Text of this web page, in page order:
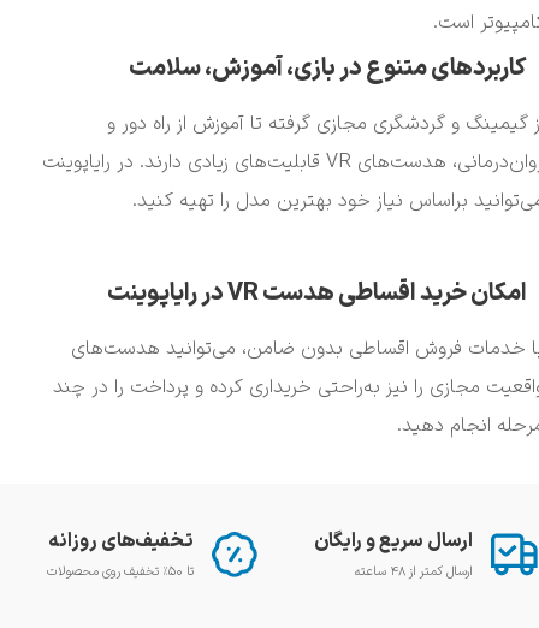
است.
کاربردهای متنوع در بازی، آموزش، سلامت
گیمینگ و گردشگری مجازی گرفته تا آموزش‌ از راه دور و
روان‌درمانی، هدست‌های VR قابلیت‌های زیادی دارند. در رایاپوینت
براساس نیاز خود بهترین مدل را تهیه کنید.
امکان خرید اقساطی هدست VR در رایاپوینت
خدمات فروش اقساطی بدون ضامن، می‌توانید هدست‌های
مجازی را نیز به‌راحتی خریداری کرده و پرداخت را در چند
انجام دهید.
ارسال سریع و رایگان
ارسال کمتر از ۴۸ ساعته
تخفیف‌های روزانه
تا ۵۰٪ تخفیف روی محصولات